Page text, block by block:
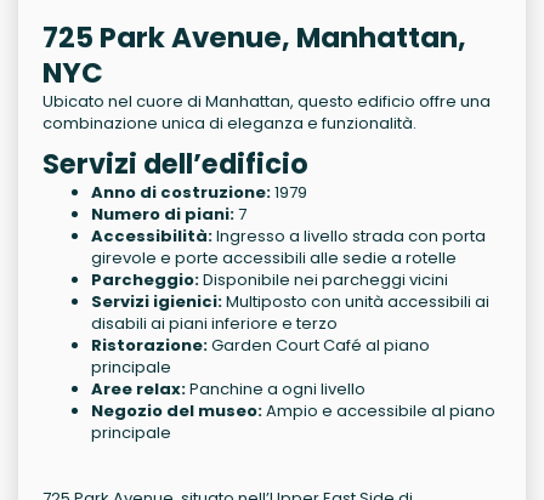
725 Park Avenue, Manhattan,
NYC
Ubicato nel cuore di Manhattan, questo edificio offre una
combinazione unica di eleganza e funzionalità.
Servizi dell’edificio
Anno di costruzione:1979
Numero di piani:7
Accessibilità:Ingresso a livello strada con porta
girevole e porte accessibili alle sedie a rotelle
Parcheggio:Disponibile nei parcheggi vicini
Servizi igienici:Multiposto con unità accessibili ai
disabili ai piani inferiore e terzo
Ristorazione:Garden Court Café al piano
principale
Aree relax:Panchine a ogni livello
Negozio del museo:Ampio e accessibile al piano
principale